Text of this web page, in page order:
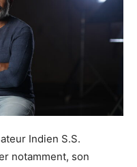
Indien S.S.
notamment, son